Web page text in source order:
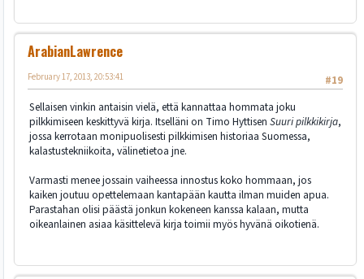
ArabianLawrence
#19
February 17, 2013, 20:53:41
Sellaisen vinkin antaisin vielä, että kannattaa hommata joku
pilkkimiseen keskittyvä kirja. Itselläni on Timo Hyttisen Suuri pilkkikirja,
jossa kerrotaan monipuolisesti pilkkimisen historiaa Suomessa,
kalastustekniikoita, välinetietoa jne.
Varmasti menee jossain vaiheessa innostus koko hommaan, jos
kaiken joutuu opettelemaan kantapään kautta ilman muiden apua.
Parastahan olisi päästä jonkun kokeneen kanssa kalaan, mutta
oikeanlainen asiaa käsittelevä kirja toimii myös hyvänä oikotienä.